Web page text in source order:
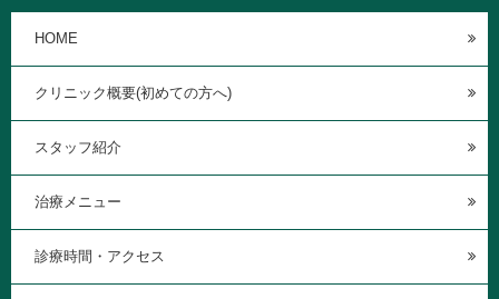
HOME
クリニック概要(初めての方へ)
スタッフ紹介
治療メニュー
診療時間・アクセス